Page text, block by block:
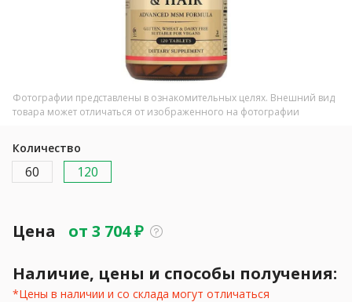
Фотографии представлены в ознакомительных целях. Внешний вид
товара может отличаться от изображенного на фотографии
Количество
60 120
Цена от 3 704₽
Наличие, цены и способы получения:
*Цены в наличии и со склада могут отличаться